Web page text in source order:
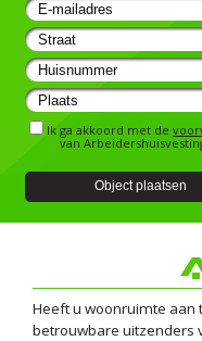
Ik ga akkoord met de
van
Heeft u woonruimte aan
betrouwbare uitzenders